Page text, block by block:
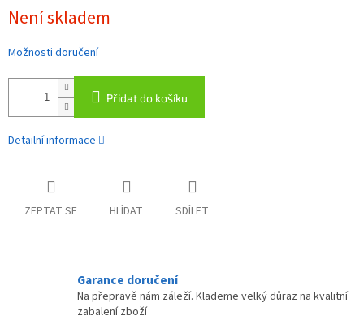
cena:
Není skladem
Možnosti doručení
Přidat do košíku
Detailní informace
ZEPTAT SE HLÍDAT SDÍLET
Garance doručení
Na přepravě nám záleží. Klademe velký důraz na kvalitní
zabalení zboží